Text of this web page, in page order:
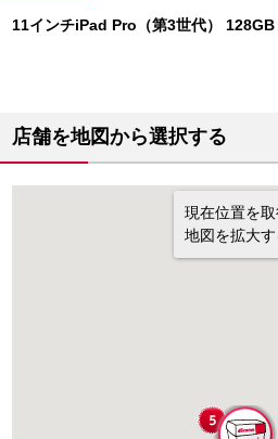
11インチiPad Pro（第3世代） 128GB
店舗を地図から選択する
現在位置を取
地図を拡大す